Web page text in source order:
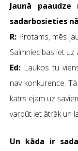
Jaunā
sadarbosieties
R: Protams, mēs
Saimniecības iet uz
Ed: Laukos tu
nav konkurence.
katrs ejam uz
varbūt iet ātrāk un
Un kāda ir